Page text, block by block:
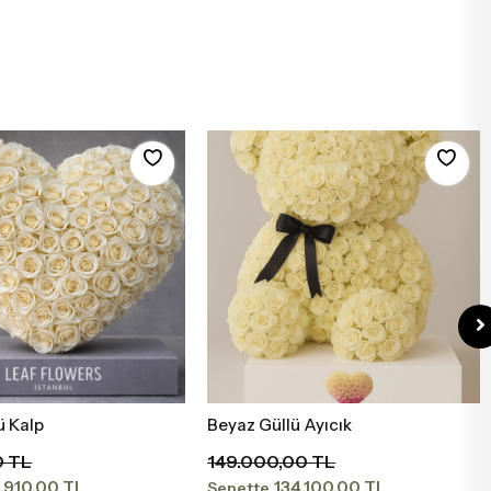
Sepete Ekle
Kalp
TL
Sepete Ekle
Beyaz Güllü Ayıcık
149.000,00 TL